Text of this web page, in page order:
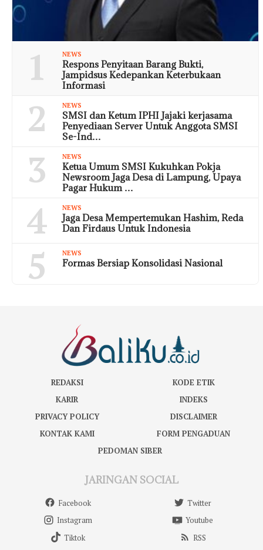
1 NEWS
Respons Penyitaan Barang Bukti,
Jampidsus Kedepankan Keterbukaan
Informasi
2 NEWS
SMSI dan Ketum IPHI Jajaki kerjasama
Penyediaan Server Untuk Anggota SMSI
Se-Ind…
3 NEWS
Ketua Umum SMSI Kukuhkan Pokja
Newsroom Jaga Desa di Lampung, Upaya
Pagar Hukum …
4 NEWS
Jaga Desa Mempertemukan Hashim, Reda
Dan Firdaus Untuk Indonesia
5 NEWS
Formas Bersiap Konsolidasi Nasional
REDAKSI
KODE ETIK
KARIR
INDEKS
PRIVACY POLICY
DISCLAIMER
KONTAK KAMI
FORM PENGADUAN
PEDOMAN SIBER
JARINGAN SOCIAL
Facebook
Twitter
Instagram
Youtube
Tiktok
RSS